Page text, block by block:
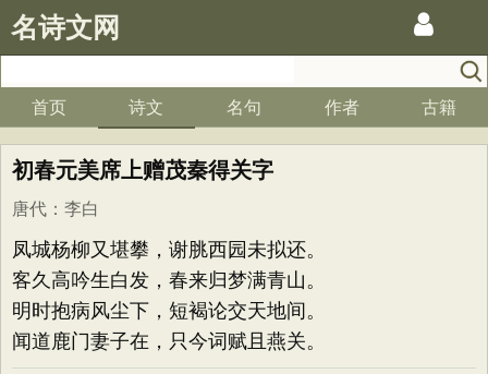
名诗文网
首页 诗文 名句 作者 古籍
初春元美席上赠茂秦得关字
唐代 ： 李白
凤城杨柳又堪攀，谢脁西园未拟还。
客久高吟生白发，春来归梦满青山。
明时抱病风尘下，短褐论交天地间。
闻道鹿门妻子在，只今词赋且燕关。